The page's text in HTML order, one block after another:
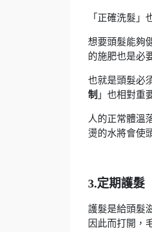
「正確洗髮」
想要頭髮能夠
的施肥也是必
也就是頭髮必
制 」也相對重
人的正常體溫
燙的水將會使
3.定期護髮
護髮是給頭髮
因此而打開，